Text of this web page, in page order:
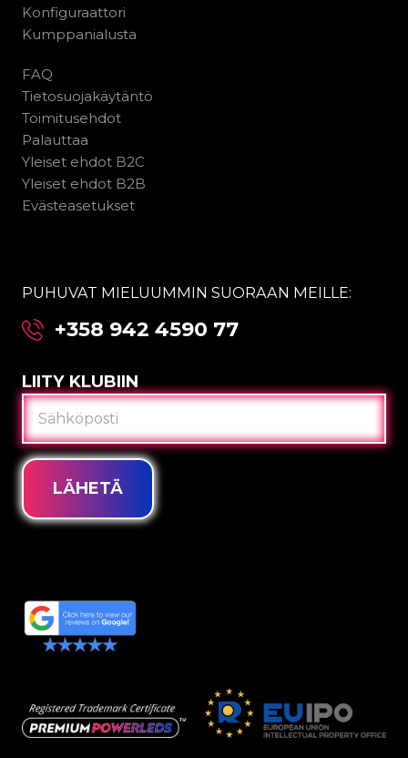
Konfiguraattori
Kumppanialusta
FAQ
Tietosuojakäytäntö
Toimitusehdot
Palauttaa
Yleiset ehdot B2C
Yleiset ehdot B2B
Evästeasetukset
PUHUVAT MIELUUMMIN SUORAAN MEILLE:
+358 942 4590 77
LIITY KLUBIIN
SÄHKÖPOSTI
LÄHETÄ